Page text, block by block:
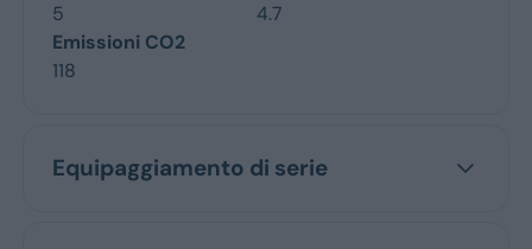
5
4.7
Emissioni CO2
118
Equipaggiamento di serie